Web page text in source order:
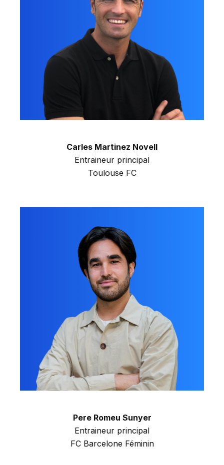
Carles Martinez Novell
Entraineur principal
Toulouse FC
Pere Romeu Sunyer
Entraineur principal
FC Barcelone Féminin